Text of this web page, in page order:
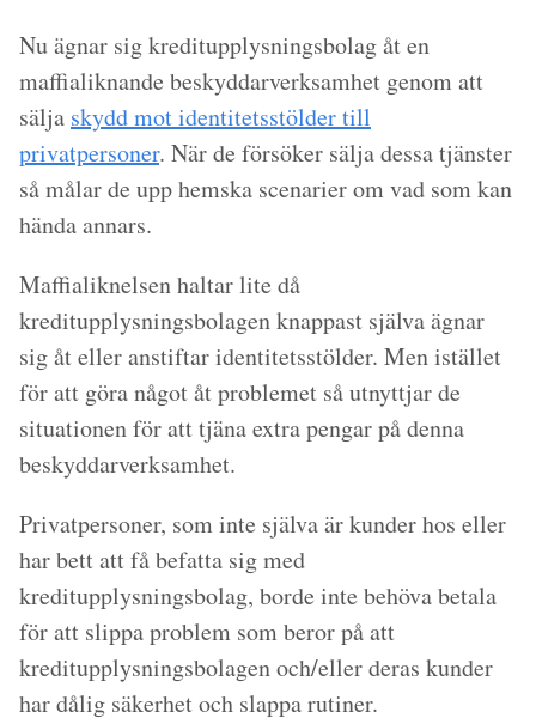
Nu ägnar sig kreditupplysningsbolag åt en
maffialiknande beskyddarverksamhet genom att
sälja skydd mot identitetsstölder till
privatpersoner. När de försöker sälja dessa tjänster
så målar de upp hemska scenarier om vad som kan
hända annars.
Maffialiknelsen haltar lite då
kreditupplysningsbolagen knappast själva ägnar
sig åt eller anstiftar identitetsstölder. Men istället
för att göra något åt problemet så utnyttjar de
situationen för att tjäna extra pengar på denna
beskyddarverksamhet.
Privatpersoner, som inte själva är kunder hos eller
har bett att få befatta sig med
kreditupplysningsbolag, borde inte behöva betala
för att slippa problem som beror på att
kreditupplysningsbolagen och/eller deras kunder
har dålig säkerhet och slappa rutiner.